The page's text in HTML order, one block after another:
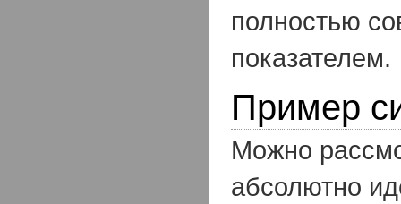
полностью
показателем.
Пример
Можно
абсолютно